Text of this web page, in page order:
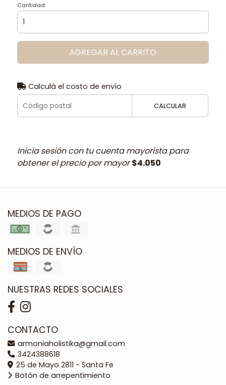
Cantidad
AGREGAR AL CARRITO
Calculá el costo de envío
CALCULAR
Inicia sesión con tu cuenta mayorista para
obtener el precio por mayor$4.050
MEDIOS DE PAGO
MEDIOS DE ENVÍO
NUESTRAS REDES SOCIALES
CONTACTO
armoniaholistika@gmail.com
3424388618
25 de Mayo 2811 - Santa Fe
Botón de arrepentimiento